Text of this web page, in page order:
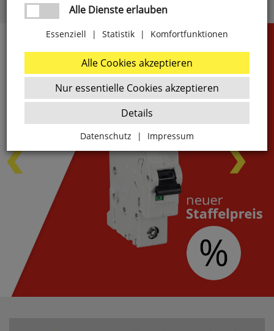
Noch kein Kunde?Jetzt registrieren >
Alle Dienste erlauben
Essenziell | Statistik | Komfortfunktionen
Alle Cookies akzeptieren
Nur essentielle Cookies akzeptieren
Details
Datenschutz | Impressum
Zurück
Essenziell
websale_ac
ws8_pferdekaemper_01-aa_sid
Diese Cookies sind essenziell für die Funktion des